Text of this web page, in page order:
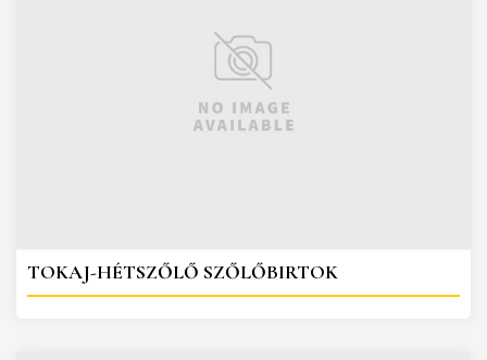
TOKAJ-HÉTSZŐLŐ SZŐLŐBIRTOK